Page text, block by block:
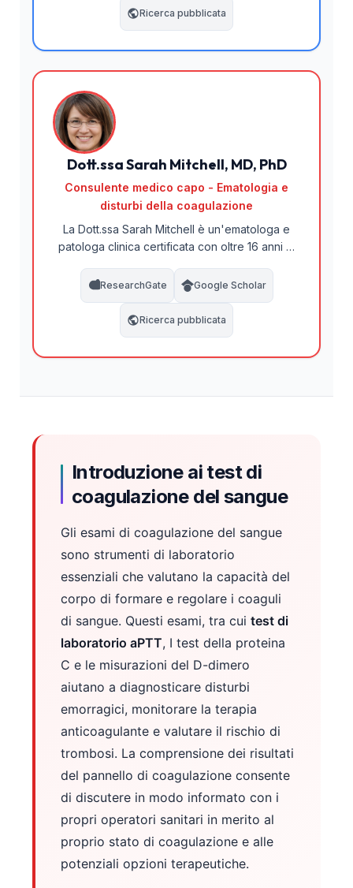
medici, guida il team di sviluppo algoritmico di
Kantesti AI. La sua ricerca si concentra sulle
Ricerca pubblicata
Dott.ssa Sarah Mitchell, MD, PhD
Consulente medico capo - Ematologia e
disturbi della coagulazione
La Dott.ssa Sarah Mitchell è un'ematologa e
patologa clinica certificata con oltre 16 anni di
coagulazione e della trombosi. Ha conseguito
un dottorato di ricerca in Emostasi e ha
pubblicato numerose pubblicazioni sui
meccanismi della coagulazione del sangue,
ResearchGate Google Scholar
Ricerca pubblicata
Introduzione ai test di
coagulazione del sangue
Gli esami di coagulazione del sangue
sono strumenti di laboratorio
essenziali che valutano la capacità del
corpo di formare e regolare i coaguli
di sangue. Questi esami, tra cui test di
laboratorio aPTT, I test della proteina
C e le misurazioni del D-dimero
aiutano a diagnosticare disturbi
emorragici, monitorare la terapia
anticoagulante e valutare il rischio di
trombosi. La comprensione dei risultati
del pannello di coagulazione consente
di discutere in modo informato con i
propri operatori sanitari in merito al
proprio stato di coagulazione e alle
potenziali opzioni terapeutiche.